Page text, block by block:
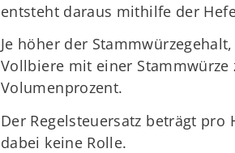
entsteht daraus mithilfe der
Je höher der
Vollbiere mit einer Stammwürze
Volumenprozent.
Der Regelsteuersatz beträgt pro
dabei keine Rolle.